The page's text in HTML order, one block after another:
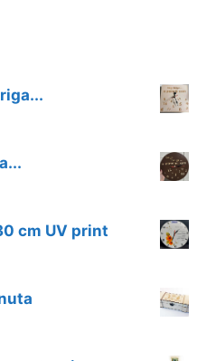
cm UV print